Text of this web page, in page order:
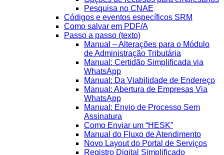
Pesquisa no CNAE
Códigos e eventos específicos SRM
Como salvar em PDF/A
Passo a passo (texto)
Manual – Alterações para o Módulo
de Administração Tributária
Manual: Certidão Simplificada via
WhatsApp
Manual: Da Viabilidade de Endereço
Manual: Abertura de Empresas Via
WhatsApp
Manual: Envio de Processo Sem
Assinatura
Como Enviar um “HESK”
Manual do Fluxo de Atendimento
Novo Layout do Portal de Serviços
Registro Digital Simplificado